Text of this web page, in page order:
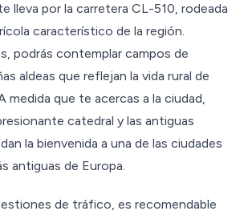
lleva por la carretera CL-510, rodeada
característico de la región.
podrás contemplar campos de
aldeas que reflejan la vida rural de
medida que te acercas a la ciudad,
catedral y las antiguas
la bienvenida a una de las ciudades
antiguas de Europa.
de tráfico, es recomendable